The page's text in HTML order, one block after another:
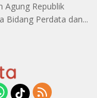
Agung Republik
Bidang Perdata dan...